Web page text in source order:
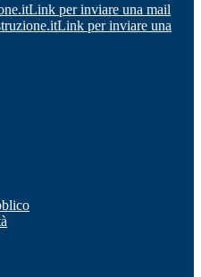
Link per inviare una mail
Link per inviare una